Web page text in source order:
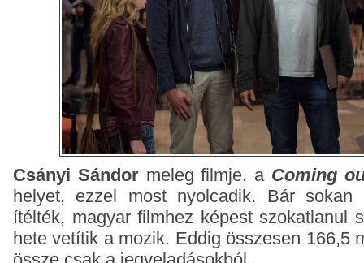
Csányi Sándormeleg filmje, a Coming
helyet, ezzel most nyolcadik. Bár sokan
ítélték, magyar filmhez képest szokatlanul
hete vetítik a mozik. Eddig összesen 166,5